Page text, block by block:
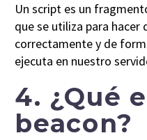
Un script es un
que se utiliza para
correctamente y de
ejecuta en nuestro
4. ¿Qué
beacon?